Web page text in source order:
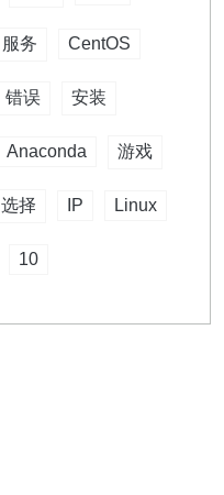
服务 CentOS
错误 安装
Anaconda 游戏
选择 IP Linux
10